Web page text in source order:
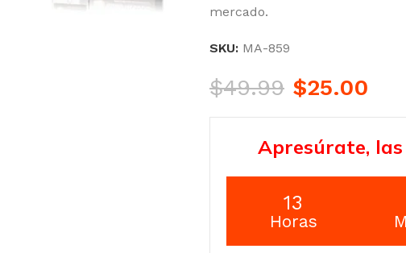
mercado.
SKU: MA-859
$49.99 $25.00
Apresúrate,
13
Horas